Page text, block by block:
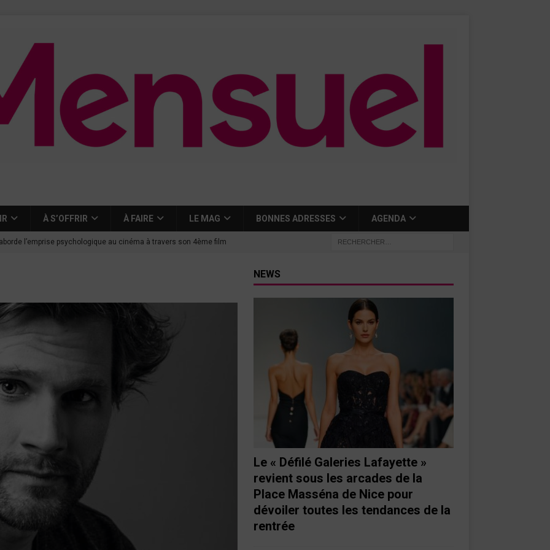
À S’OFFRIR À FAIRE LE MAG BONNES ADRESSES AGENDA
l’emprise psychologique au cinéma à travers son 4ème film
va ouvrir ses portes à Mandelieu
Thierry dévoilent au cinéma ce que devient « La vie d’une
autres
de Nice au cœur de l’hôtel Holiday Inn mise sur le charme, la
italiennes
Lafayette » revient sous les arcades de la Place Masséna de Nice
la rentrée
NEWS
Le « Défilé Galeries Lafayette »
revient sous les arcades de la
Place Masséna de Nice pour
dévoiler toutes les tendances de la
rentrée